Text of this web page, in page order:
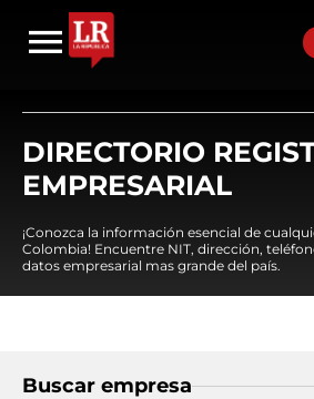
DIRECTORIO
EMPRESARIAL
¡Conozca la información esencial de
Colombia! Encuentre NIT, dirección,
datos empresarial mas grande del país.
Buscar empresa